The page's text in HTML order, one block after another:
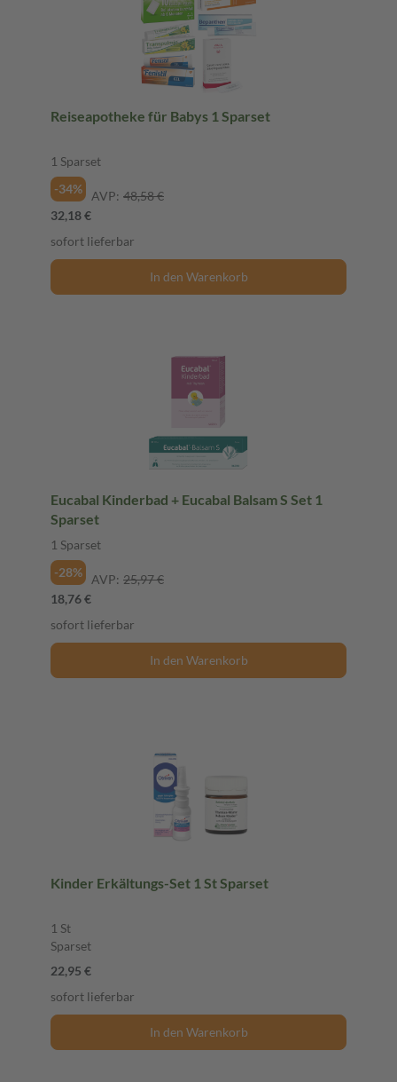
Reiseapotheke für Babys 1 Sparset
1 Sparset
-34%
AVP: 48,58 €
32,18 €
sofort lieferbar
In den Warenkorb
Eucabal Kinderbad + Eucabal Balsam S Set 1
Sparset
1 Sparset
-28%
AVP: 25,97 €
18,76 €
sofort lieferbar
In den Warenkorb
Kinder Erkältungs-Set 1 St Sparset
1 St
Sparset
22,95 €
sofort lieferbar
In den Warenkorb